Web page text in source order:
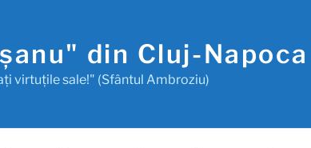
din Cluj-Napoca
virtuţile sale!" (Sfântul Ambroziu)